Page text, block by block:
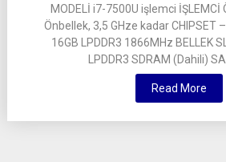
MODELİ i7-7500U işlemci İŞLEMCİ
Önbellek, 3,5 GHze kadar CHIPSET
16GB LPDDR3 1866MHz BELLEK
LPDDR3 SDRAM (Dahili)
Read More